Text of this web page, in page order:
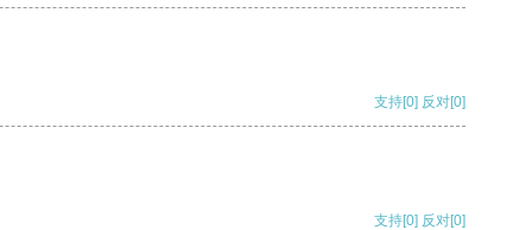
支持[0] 反对[0]
支持[0] 反对[0]